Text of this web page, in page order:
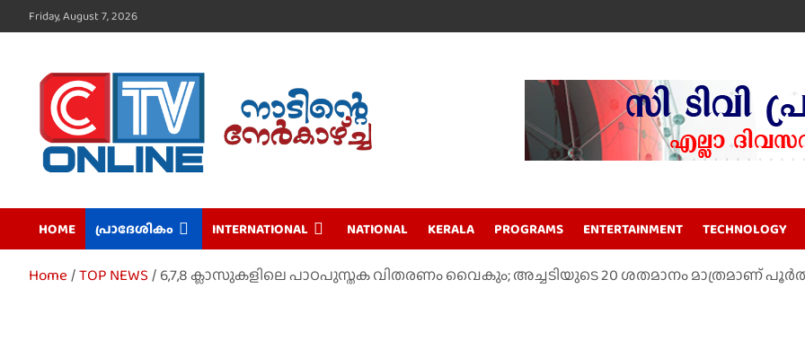
to
Friday, August 7, 2026
CTV Online
HOME പ്രാദേശികം INTERNATIONAL NATIONAL KERALA PROGRAMS ENTERTAINMENT TECHNOLOGY
Home TOP NEWS 6,7,8 ക്ലാസുകളിലെ പാഠപുസ്തക വിതരണം വൈകും; അച്ചടിയുടെ 20 ശതമാനം മാത്രമാണ്